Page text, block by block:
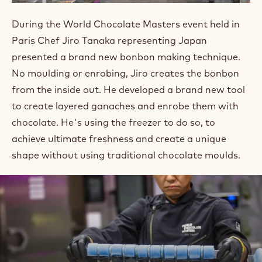
During the World Chocolate Masters event held in
Paris Chef Jiro Tanaka representing Japan
presented a brand new bonbon making technique.
No moulding or enrobing, Jiro creates the bonbon
from the inside out. He developed a brand new tool
to create layered ganaches and enrobe them with
chocolate. He's using the freezer to do so, to
achieve ultimate freshness and create a unique
shape without using traditional chocolate moulds.⁠
Ver